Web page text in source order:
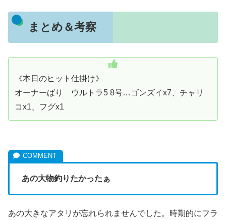
まとめ＆考察
《本日のヒット仕掛け》
オーナーばり ウルトラ5 8号…ゴンズイx7、チャリ
コx1、フグx1
あの大物釣りたかったぁ
あの大きなアタリが忘れられませんでした。時期的にフラ